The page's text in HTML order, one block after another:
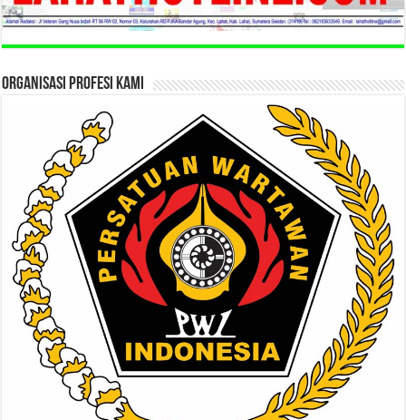
ORGANISASI PROFESI KAMI